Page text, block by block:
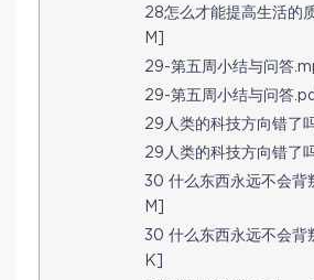
28怎么才能提高生活的
M]
29-第五周小结与问答
29-第五周小结与问答
29人类的科技方向错了
29人类的科技方向错了
30 什么东西永远不会背
M]
30 什么东西永远不会
K]